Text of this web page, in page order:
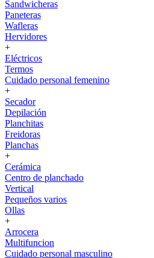
Sandwicheras
Paneteras
Wafleras
Hervidores
+
Eléctricos
Termos
Cuidado personal femenino
+
Secador
Depilación
Planchitas
Freidoras
Planchas
+
Cerámica
Centro de planchado
Vertical
Pequeños varios
Ollas
+
Arrocera
Multifuncion
Cuidado personal masculino